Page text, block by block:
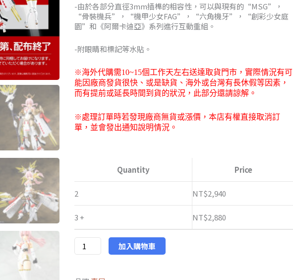
-由於各部分直徑3mm插榫的相容性，可以與現有的“MSG”，
“骨裝機兵”，“機甲少女FAG”，“六角機牙”，“創彩少女庭
園”和《阿爾卡迪亞》系列進行互動重組。
-附眼睛和標記等水貼。
※海外代購需10~15個工作天左右送達取貨門市， 實際情況有可
能因廠商發貨很快、或是缺貨、海外或台灣有長休假等因素，
而有提前或延長時間到貨的狀況，此部分還請諒解。
※處理訂單時若發現廠商無貨或漲價，本店有權直接取消訂
單，並會發出通知說明情況。
Quantity Price
2 NT$2,940
3 + NT$2,880
女
神
裝
置
加入購物車